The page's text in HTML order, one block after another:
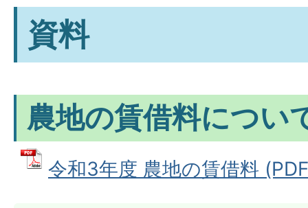
資料
農地の賃借料につい
令和3年度 農地の賃借料